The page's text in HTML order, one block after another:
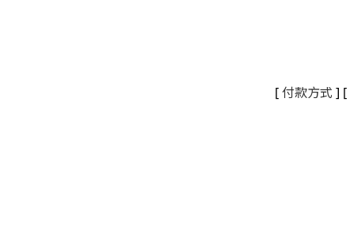
[ 付款方式 ] [